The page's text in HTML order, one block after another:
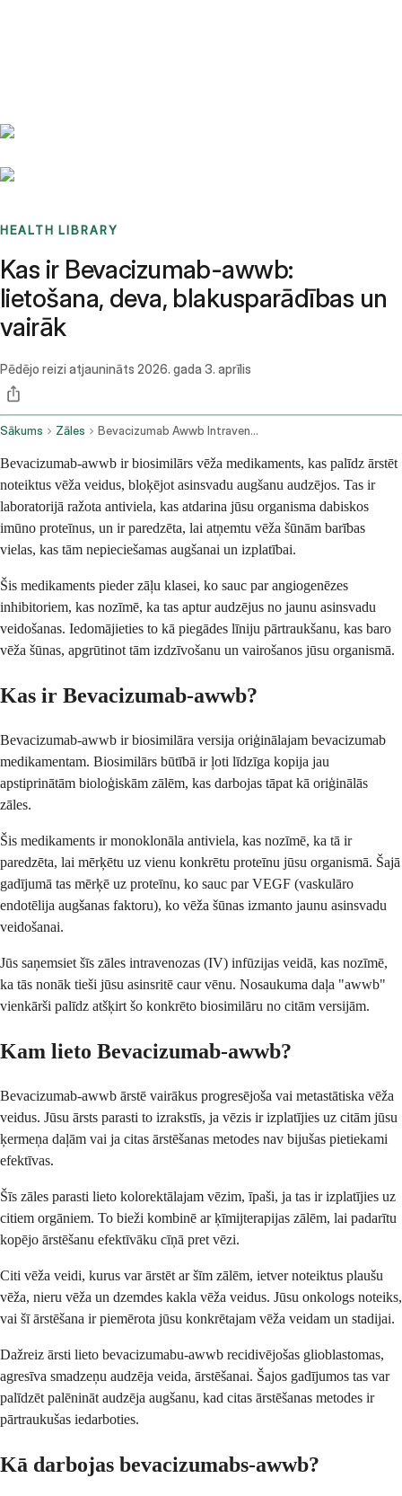
HEALTH LIBRARY
Kas ir Bevacizumab-awwb:
lietošana, deva, blakusparādības un
vairāk
Pēdējo reizi atjaunināts 2026. gada 3. aprīlis
Sākums Zāles Bevacizumab Awwb Intravenous Route
Bevacizumab-awwb ir biosimilārs vēža medikaments, kas palīdz ārstēt
noteiktus vēža veidus, bloķējot asinsvadu augšanu audzējos. Tas ir
laboratorijā ražota antiviela, kas atdarina jūsu organisma dabiskos
imūno proteīnus, un ir paredzēta, lai atņemtu vēža šūnām barības
vielas, kas tām nepieciešamas augšanai un izplatībai.
Šis medikaments pieder zāļu klasei, ko sauc par angiogenēzes
inhibitoriem, kas nozīmē, ka tas aptur audzējus no jaunu asinsvadu
veidošanas. Iedomājieties to kā piegādes līniju pārtraukšanu, kas baro
vēža šūnas, apgrūtinot tām izdzīvošanu un vairošanos jūsu organismā.
Kas ir Bevacizumab-awwb?
Bevacizumab-awwb ir biosimilāra versija oriģinālajam bevacizumab
medikamentam. Biosimilārs būtībā ir ļoti līdzīga kopija jau
apstiprinātām bioloģiskām zālēm, kas darbojas tāpat kā oriģinālās
zāles.
Šis medikaments ir monoklonāla antiviela, kas nozīmē, ka tā ir
paredzēta, lai mērķētu uz vienu konkrētu proteīnu jūsu organismā. Šajā
gadījumā tas mērķē uz proteīnu, ko sauc par VEGF (vaskulāro
endotēlija augšanas faktoru), ko vēža šūnas izmanto jaunu asinsvadu
veidošanai.
Jūs saņemsiet šīs zāles intravenozas (IV) infūzijas veidā, kas nozīmē,
ka tās nonāk tieši jūsu asinsritē caur vēnu. Nosaukuma daļa "awwb"
vienkārši palīdz atšķirt šo konkrēto biosimilāru no citām versijām.
Kam lieto Bevacizumab-awwb?
Bevacizumab-awwb ārstē vairākus progresējoša vai metastātiska vēža
veidus. Jūsu ārsts parasti to izrakstīs, ja vēzis ir izplatījies uz citām jūsu
ķermeņa daļām vai ja citas ārstēšanas metodes nav bijušas pietiekami
efektīvas.
Šīs zāles parasti lieto kolorektālajam vēzim, īpaši, ja tas ir izplatījies uz
citiem orgāniem. To bieži kombinē ar ķīmijterapijas zālēm, lai padarītu
kopējo ārstēšanu efektīvāku cīņā pret vēzi.
Citi vēža veidi, kurus var ārstēt ar šīm zālēm, ietver noteiktus plaušu
vēža, nieru vēža un dzemdes kakla vēža veidus. Jūsu onkologs noteiks,
vai šī ārstēšana ir piemērota jūsu konkrētajam vēža veidam un stadijai.
Dažreiz ārsti lieto bevacizumabu-awwb recidivējošas glioblastomas,
agresīva smadzeņu audzēja veida, ārstēšanai. Šajos gadījumos tas var
palīdzēt palēnināt audzēja augšanu, kad citas ārstēšanas metodes ir
pārtraukušas iedarboties.
Kā darbojas bevacizumabs-awwb?